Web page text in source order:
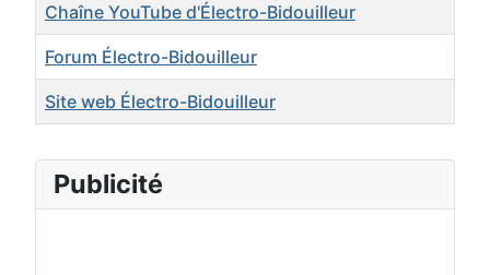
Chaîne YouTube d'Électro-Bidouilleur
Forum Électro-Bidouilleur
Site web Électro-Bidouilleur
Publicité